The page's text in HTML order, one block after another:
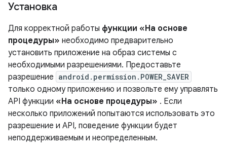
Установка
Для корректной работы функции «На основе
процедуры» необходимо предварительно
установить приложение на образ системы с
необходимыми разрешениями. Предоставьте
разрешение android.permission.POWER_SAVER
только одному приложению и позвольте ему управлять
API функции «На основе процедуры» . Если
несколько приложений попытаются использовать это
разрешение и API, поведение функции будет
неподдерживаемым и неопределенным.